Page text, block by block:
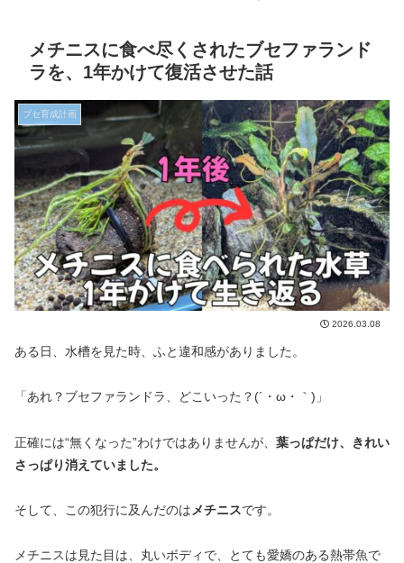
メチニスに食べ尽くされたブセファランド
ラを、1年かけて復活させた話
ブセ育成計画
2026.03.08
ある日、水槽を見た時、ふと違和感がありました。
「あれ？ブセファランドラ、どこいった？(´・ω・｀)」
正確には“無くなった”わけではありませんが、 葉っぱだけ、きれい
さっぱり消えていました。
そして、この犯行に及んだのは メチニスです。
メチニスは見た目は、丸いボディで、とても愛嬌のある熱帯魚で